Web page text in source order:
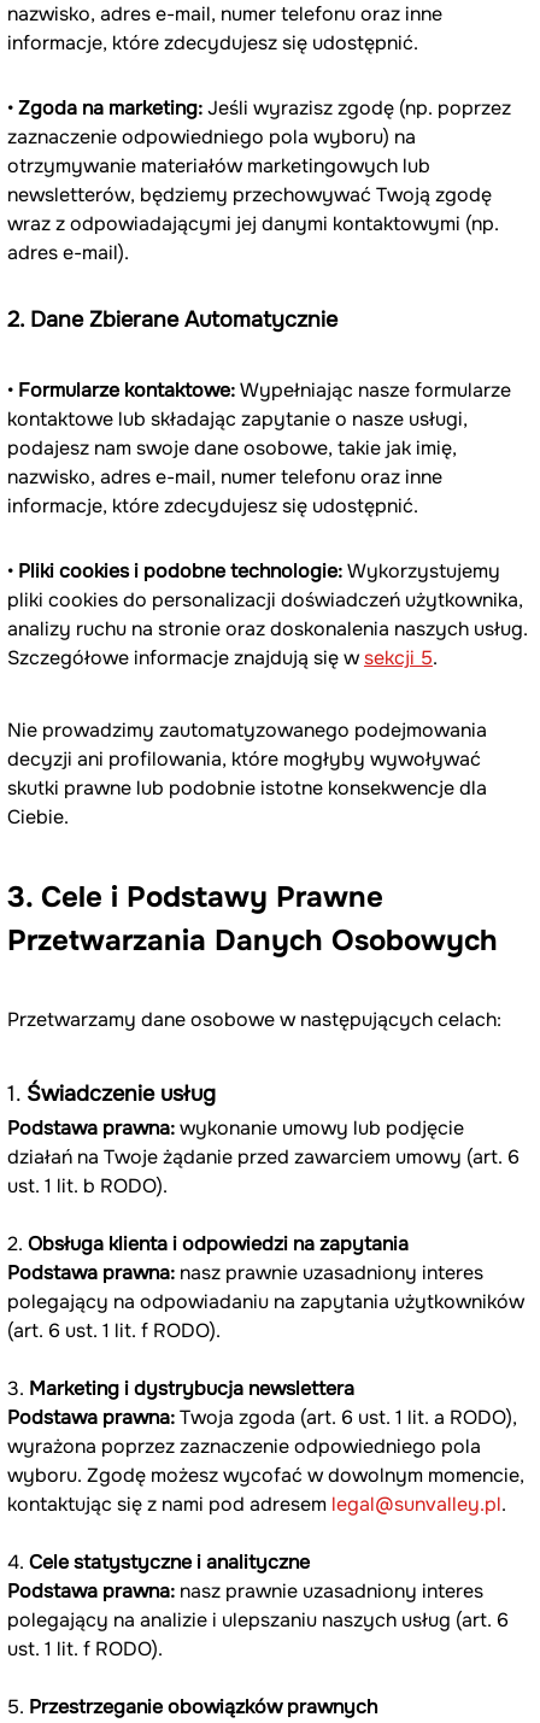
nazwisko, adres e-mail, numer telefonu oraz inne
informacje, które zdecydujesz się udostępnić.
• Zgoda na marketing: Jeśli wyrazisz zgodę (np. poprzez
zaznaczenie odpowiedniego pola wyboru) na
otrzymywanie materiałów marketingowych lub
newsletterów, będziemy przechowywać Twoją zgodę
wraz z odpowiadającymi jej danymi kontaktowymi (np.
adres e-mail).
2. Dane Zbierane Automatycznie
• Formularze kontaktowe: Wypełniając nasze formularze
kontaktowe lub składając zapytanie o nasze usługi,
podajesz nam swoje dane osobowe, takie jak imię,
nazwisko, adres e-mail, numer telefonu oraz inne
informacje, które zdecydujesz się udostępnić.
• Pliki cookies i podobne technologie: Wykorzystujemy
pliki cookies do personalizacji doświadczeń użytkownika,
analizy ruchu na stronie oraz doskonalenia naszych usług.
Szczegółowe informacje znajdują się w sekcji 5.
Nie prowadzimy zautomatyzowanego podejmowania
decyzji ani profilowania, które mogłyby wywoływać
skutki prawne lub podobnie istotne konsekwencje dla
Ciebie.
3. Cele i Podstawy Prawne
Przetwarzania Danych Osobowych
Przetwarzamy dane osobowe w następujących celach:
1. Świadczenie usług
Podstawa prawna: wykonanie umowy lub podjęcie
działań na Twoje żądanie przed zawarciem umowy (art. 6
ust. 1 lit. b RODO).
2. Obsługa klienta i odpowiedzi na zapytania
Podstawa prawna: nasz prawnie uzasadniony interes
polegający na odpowiadaniu na zapytania użytkowników
(art. 6 ust. 1 lit. f RODO).
3. Marketing i dystrybucja newslettera
Podstawa prawna: Twoja zgoda (art. 6 ust. 1 lit. a RODO),
wyrażona poprzez zaznaczenie odpowiedniego pola
wyboru. Zgodę możesz wycofać w dowolnym momencie,
kontaktując się z nami pod adresem legal@sunvalley.pl.
4. Cele statystyczne i analityczne
Podstawa prawna: nasz prawnie uzasadniony interes
polegający na analizie i ulepszaniu naszych usług (art. 6
ust. 1 lit. f RODO).
5. Przestrzeganie obowiązków prawnych